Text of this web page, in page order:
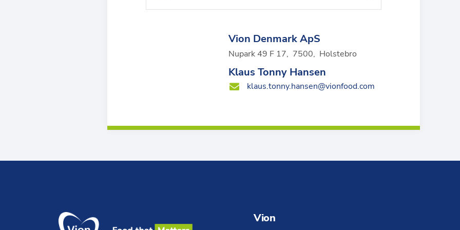
Vion Denmark ApS
Nupark 49 F 17, 7500, Holstebro
Klaus Tonny Hansen
klaus.tonny.hansen@vionfood.com
Vion